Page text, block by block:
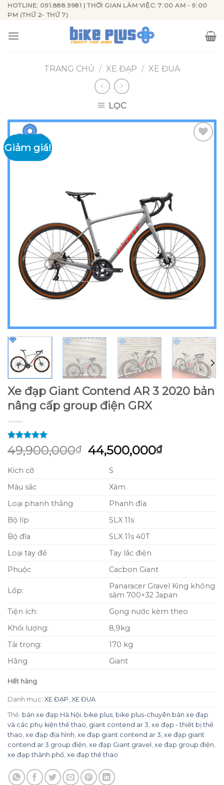
Skip
content
HOTLINE: 091.888.9981 | THỜI GIAN LÀM VIỆC: 7:00 AM - 9:00
PM (THỨ 2- THỨ 7)
TRANG CHỦ / XE ĐẠP / XE ĐUA
LỌC
Giảm giá!
Xe đạp Giant Contend AR 3 2020 bản
nâng cấp group điện GRX
5.00trên 5
dựa trên
1
49,900,000₫ Giá
gốc
49,900,000₫.
44,500,000₫Giá
Kích cỡ
S
Màu sắc
Xám
Loại phanh thắng
Phanh đĩa
Bộ líp
SLX 11s
Bộ đĩa
SLX 11s 40T
Loại tay đề
Tay lắc điện
Phuộc
Cacbon Giant
Lốp:
Panaracer Gravel King không
săm 700×32 Japan
Tiện ích:
Gọng nước kèm theo
Khối lượng:
8,9kg
Tải trọng:
170 kg
Hãng
Giant
Hết hàng
Danh mục: XE ĐẠP, XE ĐUA
Thẻ: bán xe đạp Hà Nội, bike plus, bike plus-chuyên bán xe đạp
và các phụ kiện thể thao, giant contend ar 3, xe đạp - thiết bị thể
thao, xe đạp địa hình, xe đạp giant contend ar 3, xe đạp giant
contend ar 3 group điện, xe đạp Giant gravel , xe đạp group điện,
xe đạp thành phố, xe đạp thể thao